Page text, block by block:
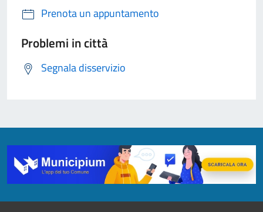
Prenota un appuntamento
Problemi in città
Segnala disservizio